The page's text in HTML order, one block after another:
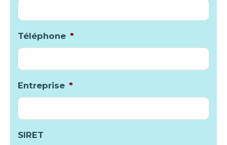
Téléphone *
Entreprise *
SIRET